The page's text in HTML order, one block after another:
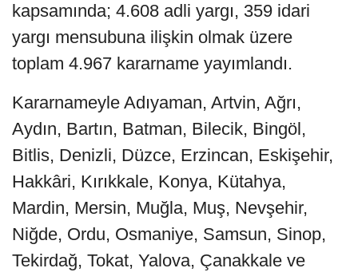
kapsamında; 4.608 adli yargı, 359 idari
yargı mensubuna ilişkin olmak üzere
toplam 4.967 kararname yayımlandı.
Kararnameyle Adıyaman, Artvin, Ağrı,
Aydın, Bartın, Batman, Bilecik, Bingöl,
Bitlis, Denizli, Düzce, Erzincan, Eskişehir,
Hakkâri, Kırıkkale, Konya, Kütahya,
Mardin, Mersin, Muğla, Muş, Nevşehir,
Niğde, Ordu, Osmaniye, Samsun, Sinop,
Tekirdağ, Tokat, Yalova, Çanakkale ve